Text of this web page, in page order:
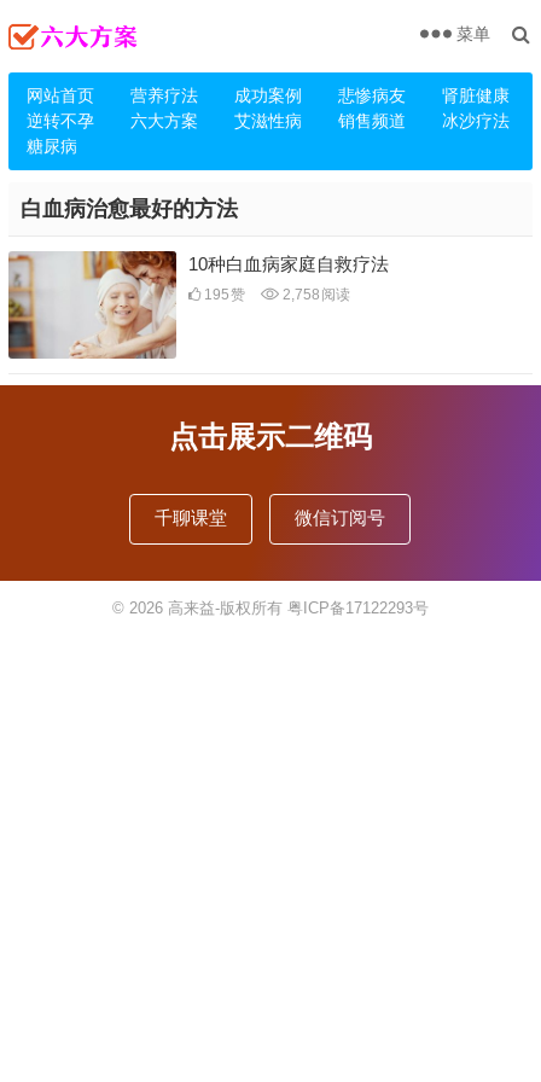
网站首页 营养疗法 成功案例 悲惨病友
肾脏健康
逆转不孕
六大方案 艾滋性病 销售频道
冰沙疗法
糖尿病
菜单
白血病治愈最好的方法
10种白血病家庭自救疗法
195赞 2,758 阅读
点击展示二维码
千聊课堂 微信订阅号
© 2026 高来益-版权所有 粤ICP备17122293号